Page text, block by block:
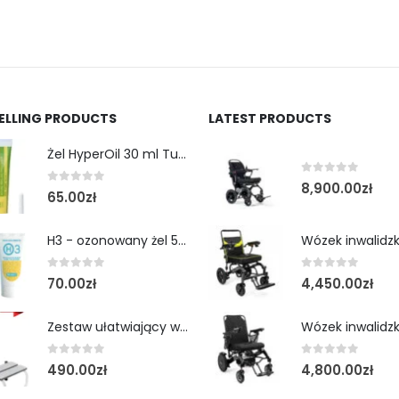
PRODUCTS
Żel HyperOil 30 ml Tubka
0out of 5
65.00zł
H3 - ozonowany żel 50 ml tubka
0out of 5
70.00zł
Zestaw ułatwiający wejście do wanny- schodek z poręczą
0out of 5
490.00zł
LATEST PRODUCTS
0out of 5
8,900.00zł
0out of 5
4,450.00zł
0out of 5
4,800.00zł